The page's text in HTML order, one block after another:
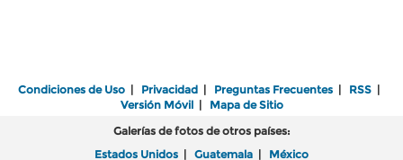
Condiciones de Uso | Privacidad | Preguntas Frecuentes | RSS |
Versión Móvil| Mapa de Sitio
Galerías de fotos de otros países:
Estados Unidos | Guatemala | México